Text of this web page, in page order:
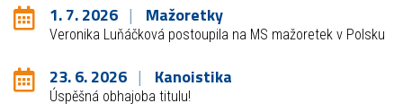
1. 7. 2026 Mažoretky
Veronika Luňáčková postoupila na MS mažoretek v Polsku
23. 6. 2026 Kanoistika
Úspěšná obhajoba titulu!